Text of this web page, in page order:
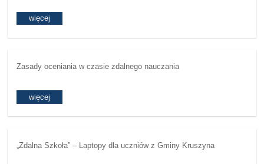
więcej
Zasady oceniania w czasie zdalnego nauczania
więcej
„Zdalna Szkoła” – Laptopy dla uczniów z Gminy Kruszyna